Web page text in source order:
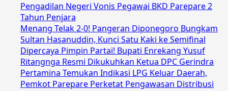
Pengadilan Negeri Vonis Pegawai BKD Parepare 2
Tahun Penjara
Menang Telak 2-0! Pangeran Diponegoro Bungkam
Sultan Hasanuddin, Kunci Satu Kaki ke Semifinal
Dipercaya Pimpin Partai! Bupati Enrekang Yusuf
Ritangnga Resmi Dikukuhkan Ketua DPC Gerindra
Pertamina Temukan Indikasi LPG Keluar Daerah,
Pemkot Parepare Perketat Pengawasan Distribusi